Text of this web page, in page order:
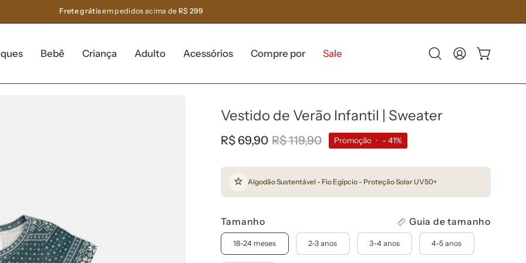
Frete grátisem pedidos acima de R$ 299
Bebê Criança Adulto Acessórios Compre por Sale
Abra
pesquisa
Minha
Carrinho
Vestido de Verão Infantil | Sweater
R$ 69,90 R$ 119,90 Promoção • -41%
Algodão Sustentável - Fio Egípcio - Proteção Solar UV50+
Tamanho Guia de tamanho
18-24 meses 2-3 anos 3-4 anos 4-5 anos